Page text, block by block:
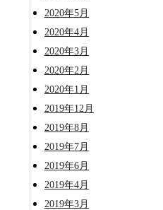
2020年5月
2020年4月
2020年3月
2020年2月
2020年1月
2019年12月
2019年8月
2019年7月
2019年6月
2019年4月
2019年3月